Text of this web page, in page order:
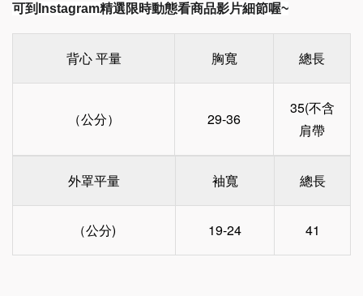
可到Instagram精選限時動態看商品影片細節喔~
背心 平量 胸寬 總長
（公分） 29-36
35(不含
肩帶
外罩平量 袖寬 總長
（公分) 19-24 41